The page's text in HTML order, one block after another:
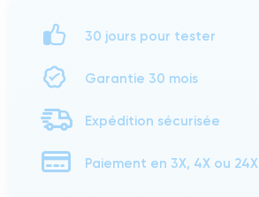
30 jours pour tester
Garantie 30 mois
Expédition sécurisée
Paiement en 3X, 4X ou 24X